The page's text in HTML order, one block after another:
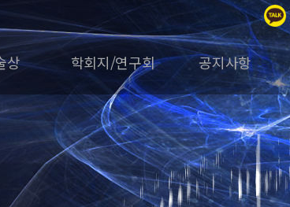
상 학회지/연구회 공지사항